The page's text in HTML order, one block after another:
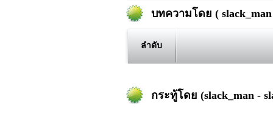
บทความโดย ( slack_man
ลำดับ
กระทู้โดย (slack_man -